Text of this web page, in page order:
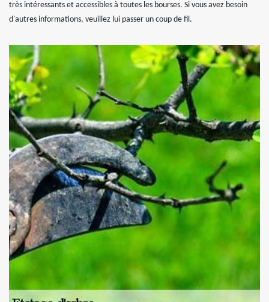
très intéressants et accessibles à toutes les bourses. Si vous avez besoin
d'autres informations, veuillez lui passer un coup de fil.